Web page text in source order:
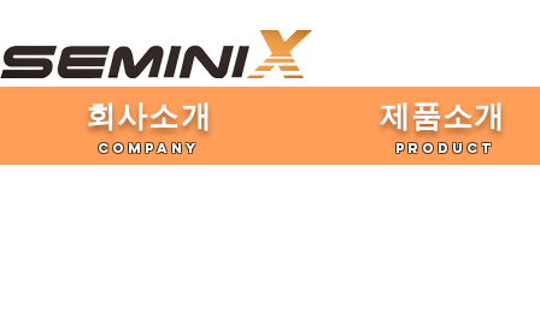
​회사소개
COMPANY
제품​소개
PRODUCT